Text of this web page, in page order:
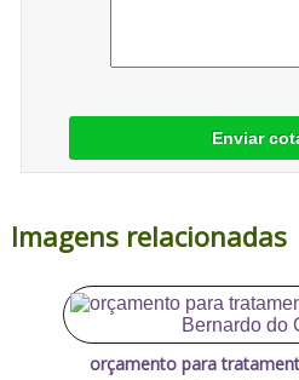
Enviar
Imagens relacionadas
orçamento para